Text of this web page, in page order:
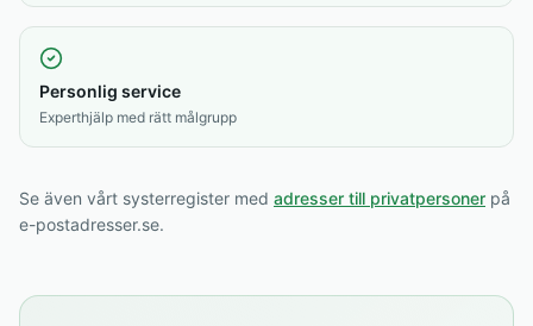
Personlig service
Experthjälp med rätt målgrupp
Se även vårt systerregister med adresser till privatpersoner på
e-postadresser.se.